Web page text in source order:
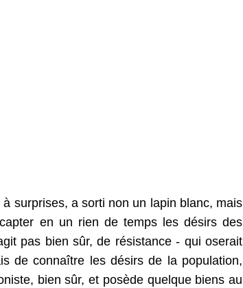
surprises, a sorti non un lapin blanc, mais
en un rien de temps les désirs des
pas bien sûr, de résistance - qui oserait
de connaître les désirs de la population,
bien sûr, et posède quelque biens au